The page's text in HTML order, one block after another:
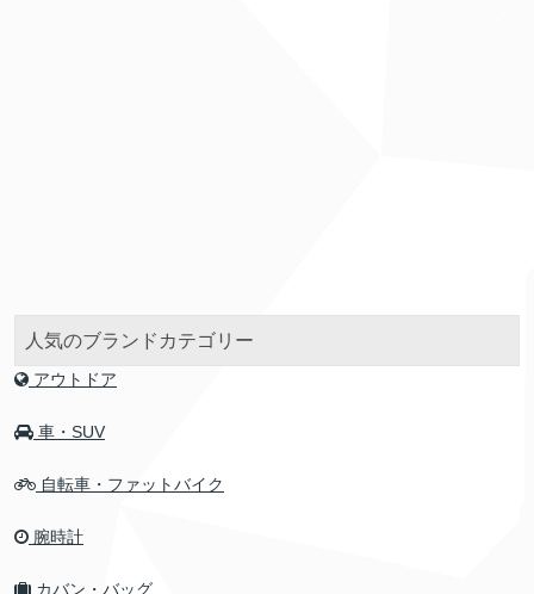
人気のブランドカテゴリー
アウトドア
車・SUV
自転車・ファットバイク
腕時計
カバン・バッグ